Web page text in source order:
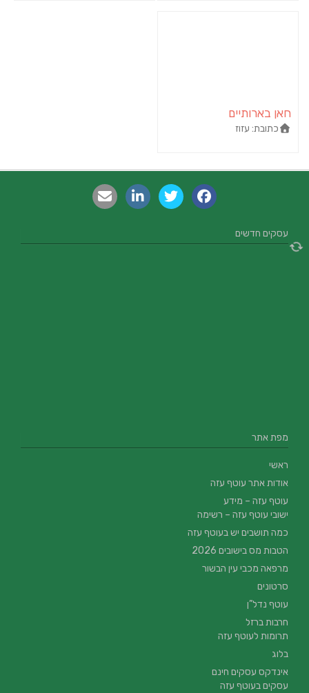
חאן בארותיים
כתובת:עזוז
עסקים חדשים
מפת אתר
ראשי
אודות אתר עוטף עזה
עוטף עזה – מידע
ישובי עוטף עזה – רשימה
כמה תושבים יש בעוטף עזה
הטבות מס בישובים 2026
מרפאה מכבי עין הבשור
סרטונים
עוטף נדל”ן
חרבות ברזל
תרומות לעוטף עזה
בלוג
אינדקס עסקים חינם
עסקים בעוטף עזה